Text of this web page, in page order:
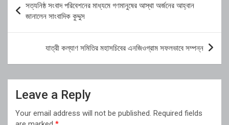
navigation
সত্যনিষ্ঠ সংবাদ পরিবেশনের মাধ্যমে গণমানুষের আস্থা অর্জনের আহ্বান
জানালেন সাংবাদিক কুদ্দুস
যাত্রী কল্যাণ সমিতির মহাসচিবের এনজিওগ্রাম সফলভাবে সম্পন্ন
Leave a Reply
Your email address will not be published. Required fields